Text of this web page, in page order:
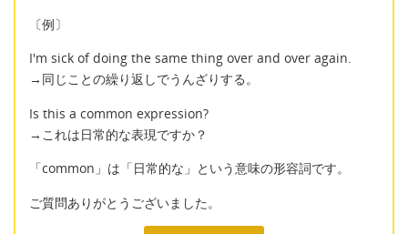
〔例〕
I'm sick of doing the same thing over and over again.
→同じことの繰り返しでうんざりする。
Is this a common expression?
→これは日常的な表現ですか？
「common」は「日常的な」という意味の形容詞です。
ご質問ありがとうございました。